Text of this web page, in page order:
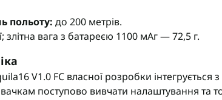
польоту: до 200 метрів.
злітна вага з батареєю 1100 мАг — 72,5 г.
V1.0 FC власної розробки інтегрується
поступово вивчати налаштування та